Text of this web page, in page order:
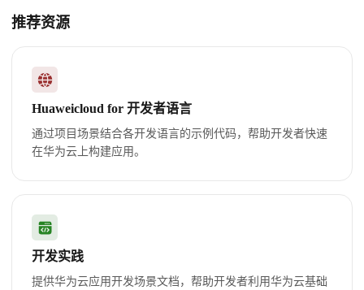
推荐资源
Huaweicloud for 开发者语言
通过项目场景结合各开发语言的示例代码，帮助开发者快速
在华为云上构建应用。
开发实践
提供华为云应用开发场景文档，帮助开发者利用华为云基础